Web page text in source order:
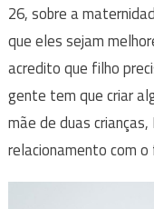
26, sobre a
que eles sejam
acredito que filho
gente tem que criar
mãe de duas
relacionamento com